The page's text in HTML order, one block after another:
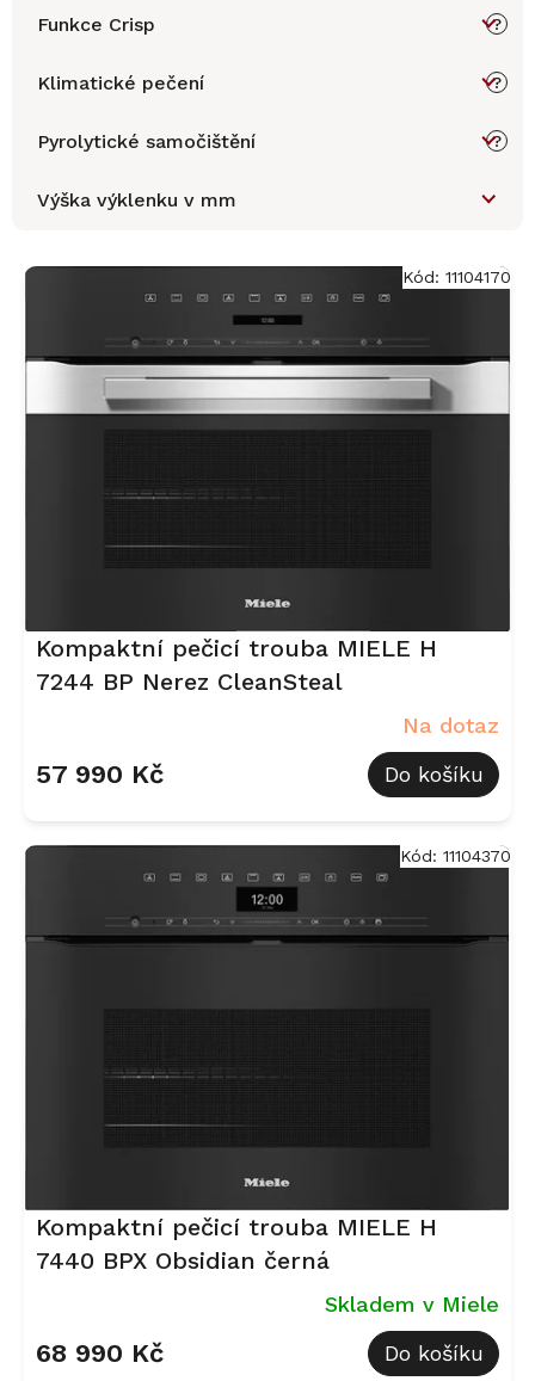
Funkce Crisp ?
Klimatické pečení ?
Pyrolytické samočištění ?
Výška výklenku v mm
Kompaktní pečicí trouba MIELE H
7244 BP Nerez CleanSteal
Na dotaz
57 990 Kč Do košíku
Kód: 11104170
Kompaktní pečicí trouba MIELE H
7440 BPX Obsidian černá
Skladem v Miele
68 990 Kč Do košíku
Kód: 11104370